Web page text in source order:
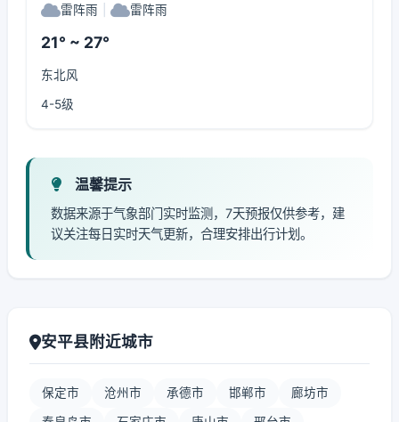
雷阵雨 雷阵雨
21° ~ 27°
东北风
4-5级
温馨提示
数据来源于气象部门实时监测，7天预报仅供参考，建
议关注每日实时天气更新，合理安排出行计划。
安平县附近城市
保定市 沧州市 承德市 邯郸市 廊坊市